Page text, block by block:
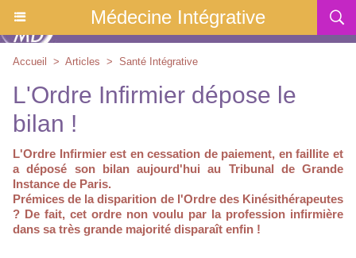
Médecine Intégrative
Accueil > Articles > Santé Intégrative
L'Ordre Infirmier dépose le
bilan !
L'Ordre Infirmier est en cessation de paiement, en faillite et
a déposé son bilan aujourd'hui au Tribunal de Grande
Instance de Paris.
Prémices de la disparition de l'Ordre des Kinésithérapeutes
? De fait, cet ordre non voulu par la profession infirmière
dans sa très grande majorité disparaît enfin !